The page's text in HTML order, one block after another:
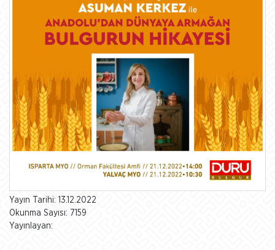
Yayın Tarihi: 13.12.2022
Okunma Sayısı: 7159
Yayınlayan: